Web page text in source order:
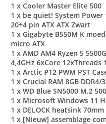
1 x Cooler Master Elite 500
1 x be quiet! System
20+4 pin ATX ATX Zwart
1 x Gigabyte B550M K
micro ATX
1 x AMD AM4 Ryzen 5
4,4GHz 6xCore 12xThreads
1 x Arctic P12 PWM PST
1 x Crucial RAM 8GB DDR4/
1 x WD Blue SN5000 M.2
1 x Microsoft Windows 11
1 x DELOCK heatsink
1 x [Nieuw] assemblage